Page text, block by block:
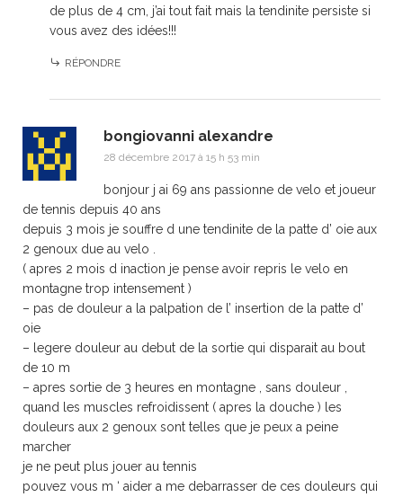
de plus de 4 cm, j’ai tout fait mais la tendinite persiste si
vous avez des idées!!!
RÉPONDRE
bongiovanni alexandre
28 décembre 2017 à 15 h 53 min
bonjour j ai 69 ans passionne de velo et joueur
de tennis depuis 40 ans
depuis 3 mois je souffre d une tendinite de la patte d’ oie aux
2 genoux due au velo .
( apres 2 mois d inaction je pense avoir repris le velo en
montagne trop intensement )
– pas de douleur a la palpation de l’ insertion de la patte d’
oie
– legere douleur au debut de la sortie qui disparait au bout
de 10 m
– apres sortie de 3 heures en montagne , sans douleur ,
quand les muscles refroidissent ( apres la douche ) les
douleurs aux 2 genoux sont telles que je peux a peine
marcher
je ne peut plus jouer au tennis
pouvez vous m ‘ aider a me debarrasser de ces douleurs qui